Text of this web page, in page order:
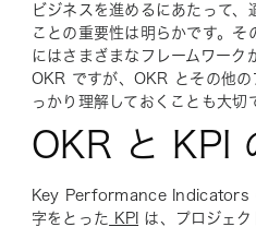
ビジネスを進めるにあたって、
ことの重要性は明らかです。そ
にはさまざまなフレームワーク
OKR ですが、OKR とその他の
っかり理解しておくことも大切
OKR と KPI
Key Performance Indicators
字をとった KPI
は、プロジェ